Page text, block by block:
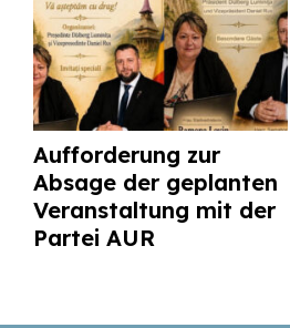
Aufforderung zur
Absage der geplanten
Veranstaltung mit der
Partei AUR